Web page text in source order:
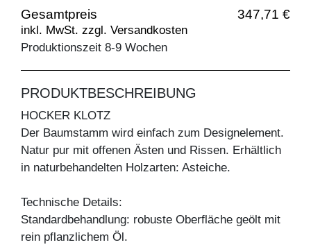
Gesamtpreis 347,71 €
inkl. MwSt. zzgl. Versandkosten
Produktionszeit 8-9 Wochen
PRODUKTBESCHREIBUNG
HOCKER KLOTZ
Der Baumstamm wird einfach zum Designelement.
Natur pur mit offenen Ästen und Rissen. Erhältlich
in naturbehandelten Holzarten: Asteiche.
Technische Details:
Standardbehandlung: robuste Oberfläche geölt mit
rein pflanzlichem Öl.